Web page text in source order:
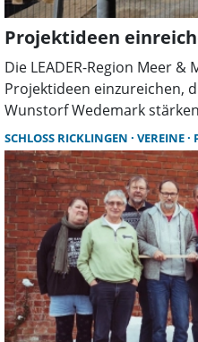
Projektideen
Die LEADER-Region Meer
Projektideen einzureichen,
Wunstorf Wedemark
ihre Vorhaben anmelden.
Projekte, die
fördern.
SCHLOSS RICKLINGEN VEREINE